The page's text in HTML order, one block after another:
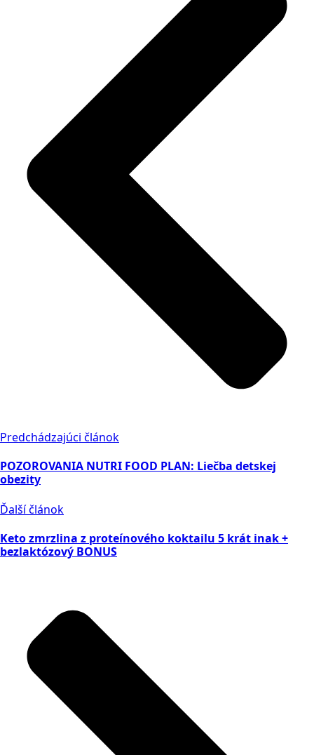
Predchádzajúci článok
POZOROVANIA NUTRI FOOD PLAN: Liečba detskej
obezity
Ďalší článok
Keto zmrzlina z proteínového koktailu 5 krát inak +
bezlaktózový BONUS